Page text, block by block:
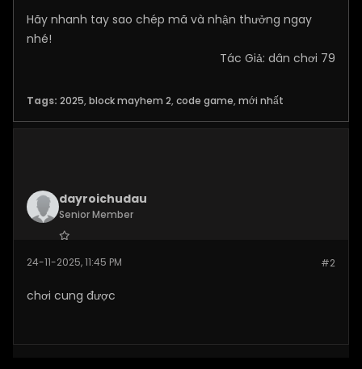
Hãy nhanh tay sao chép mã và nhận thưởng ngay
nhé!
Tác Giả: dân chơi 79​​
Tags: 2025, block mayhem 2, code game, mới nhất
dayroichudau
Senior Member
Posts: 138 #2
24-11-2025, 11:45 PM
chơi cung được